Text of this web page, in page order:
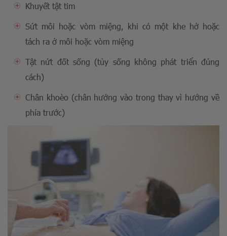
Khuyết tật tim
Sứt môi hoặc vòm miệng, khi có một khe hở hoặc
tách ra ở môi hoặc vòm miệng
Tật nứt đốt sống (tủy sống không phát triển đúng
cách)
Chân khoèo (chân hướng vào trong thay vì hướng về
phía trước)